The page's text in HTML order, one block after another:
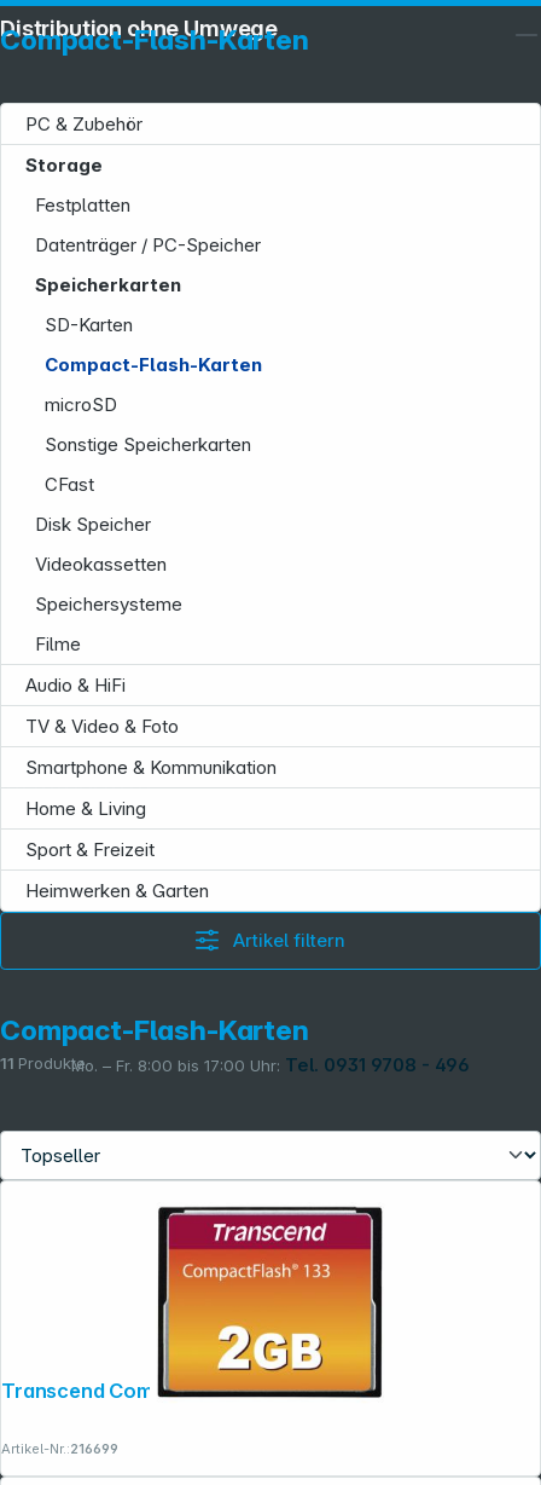
Mo. – Fr. 8:00 bis 17:00 Uhr: Tel. 0931 9708 - 496
Compact-Flash-Karten
PC & Zubehör
Storage
Festplatten
Datenträger / PC-Speicher
Speicherkarten
SD-Karten
Compact-Flash-Karten
microSD
Sonstige Speicherkarten
CFast
Disk Speicher
Videokassetten
Speichersysteme
Filme
Audio & HiFi
TV & Video & Foto
Smartphone & Kommunikation
Home & Living
Sport & Freizeit
Heimwerken & Garten
Artikel filtern
Compact-Flash-Karten
11 Produkte
Transcend Compact Flash 2GB 133x
Artikel-Nr.:216699
Distribution ohne Umwege
Service
Informationen
Rechtliches